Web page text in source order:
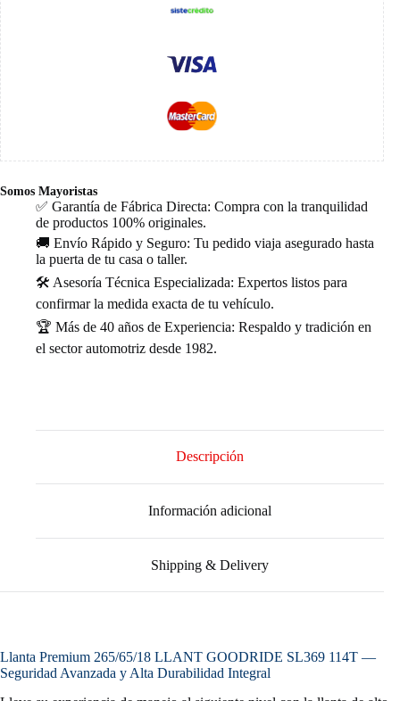
Somos Mayoristas
✅ Garantía de Fábrica Directa: Compra con la tranquilidad
de productos 100% originales.
🚚 Envío Rápido y Seguro: Tu pedido viaja asegurado hasta
la puerta de tu casa o taller.
🛠️ Asesoría Técnica Especializada: Expertos listos para
confirmar la medida exacta de tu vehículo.
🏆 Más de 40 años de Experiencia: Respaldo y tradición en
el sector automotriz desde 1982.
Descripción
Información adicional
Shipping & Delivery
Llanta Premium 265/65/18 LLANT GOODRIDE SL369 114T —
Seguridad Avanzada y Alta Durabilidad Integral